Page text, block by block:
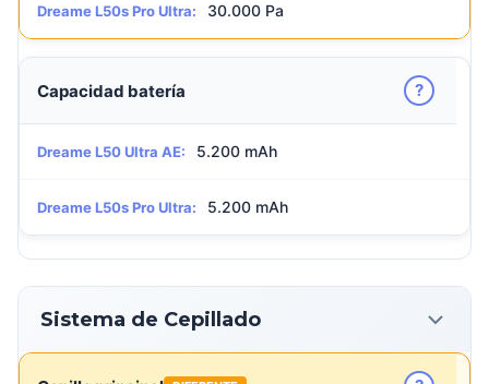
Dreame L50s Pro Ultra: 30.000 Pa
Capacidad batería ?
Dreame L50 Ultra AE: 5.200 mAh
Dreame L50s Pro Ultra: 5.200 mAh
Sistema de Cepillado